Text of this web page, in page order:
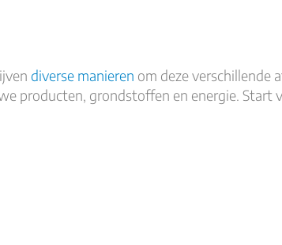
diverse manieren om deze verschillende
producten, grondstoffen en energie. Start